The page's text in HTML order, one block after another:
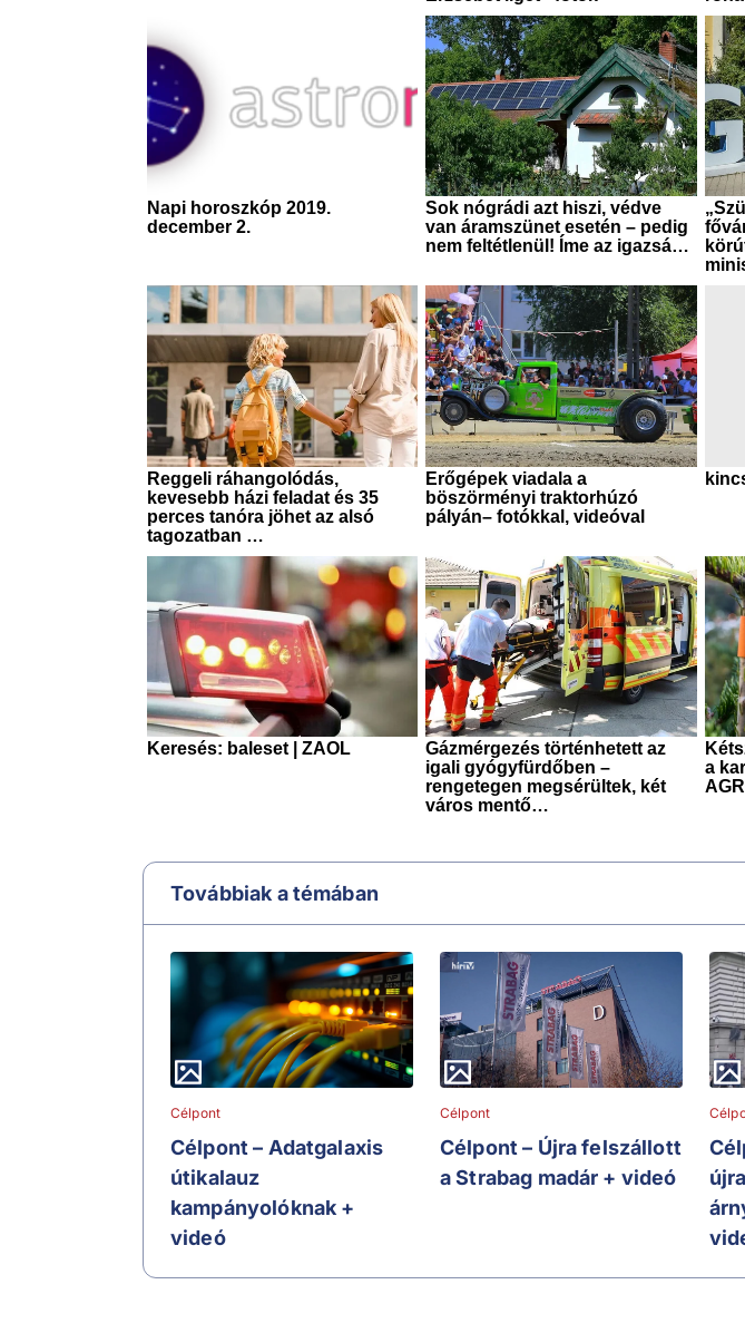
Továbbiak a témában
Célpont
Célpont – Adatgalaxis
útikalauz
kampányolóknak +
videó
Célpont
Célpont – Újra felszállott
a Strabag madár + videó